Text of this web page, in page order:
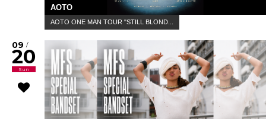
AOTO
AOTO ONE MAN TOUR "STILL BLOND...
09 /
20
Sun